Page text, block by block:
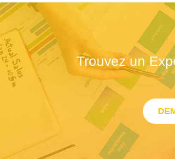
Trouvez un